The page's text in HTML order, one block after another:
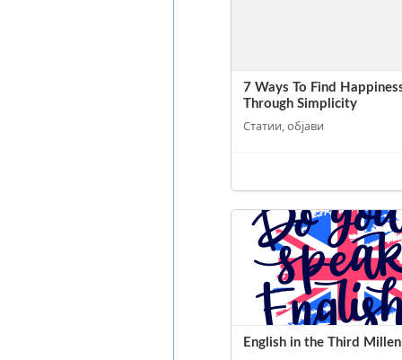
7 Ways To Find
Through Simplicity
Статии, објави
English in the Third